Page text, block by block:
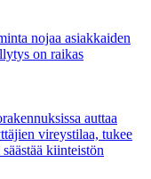
nojaa asiakkaiden
on raikas
auttaa
vireystilaa, tukee
kiinteistön